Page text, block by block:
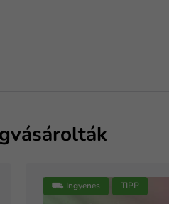
⛟ Ingyenes TIPP